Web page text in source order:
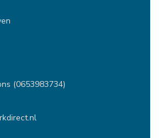
(0653983734)